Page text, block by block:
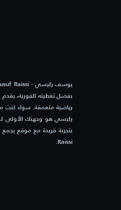
نورويتش
بريستول
بفضل تغطيته الفورية، يقدم
رياضية متعمقة. سواء كنت
رئيسي هو وجهتك الأولى
Raissi.